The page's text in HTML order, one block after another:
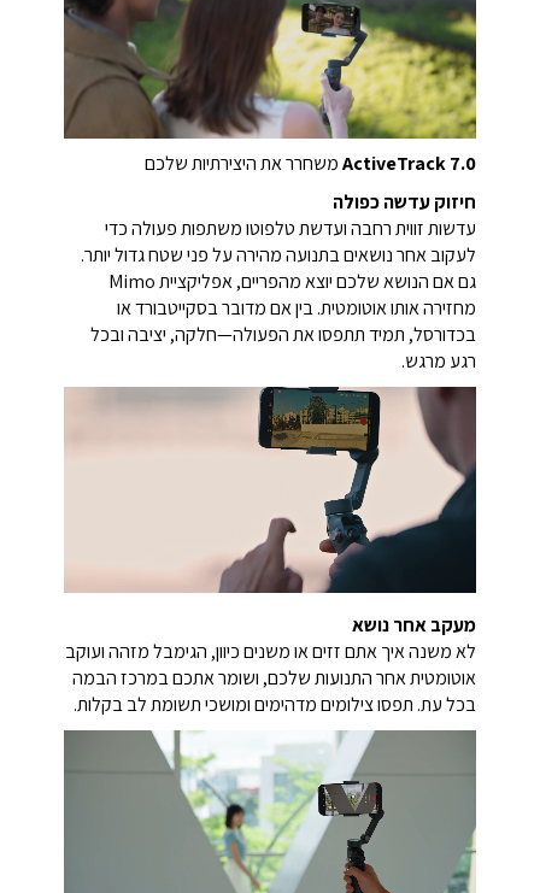
ActiveTrack 7.0משחרר את היצירתיות שלכם
חיזוק עדשה כפולה
עדשות זווית רחבה ועדשת טלפוטו משתפות פעולה כדי
לעקוב אחר נושאים בתנועה מהירה על פני שטח גדול יותר.
גם אם הנושא שלכם יוצא מהפריים, אפליקציית Mimo
מחזירה אותו אוטומטית. בין אם מדובר בסקייטבורד או
בכדורסל, תמיד תתפסו את הפעולה—חלקה, יציבה ובכל
רגע מרגש.
מעקב אחר נושא
לא משנה איך אתם זזים או משנים כיוון, הגימבל מזהה ועוקב
אוטומטית אחר התנועות שלכם, ושומר אתכם במרכז הבמה
בכל עת. תפסו צילומים מדהימים ומושכי תשומת לב בקלות.